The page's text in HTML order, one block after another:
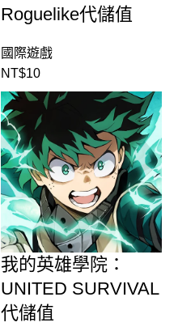
Roguelike代儲值
國際遊戲
NT$10
我的英雄學院：
UNITED SURVIVAL
代儲值